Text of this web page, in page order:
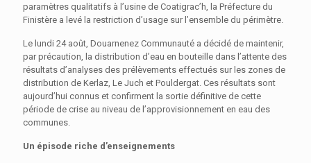
paramètres qualitatifs à l’usine de Coatigrac’h, la Préfecture du
Finistère a levé la restriction d’usage sur l’ensemble du périmètre.
Le lundi 24 août, Douarnenez Communauté a décidé de maintenir,
par précaution, la distribution d’eau en bouteille dans l’attente des
résultats d’analyses des prélèvements effectués sur les zones de
distribution de Kerlaz, Le Juch et Pouldergat. Ces résultats sont
aujourd’hui connus et confirment la sortie définitive de cette
période de crise au niveau de l’approvisionnement en eau des
communes.
Un épisode riche d’enseignements